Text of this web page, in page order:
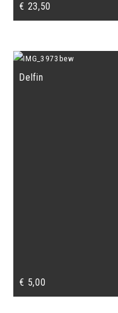
€ 23,50
Delfin
€ 5,00